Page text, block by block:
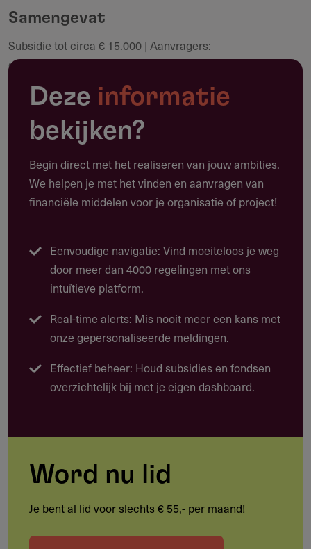
Samengevat
Subsidie tot circa € 15.000 | Aanvragers:
grensoverschrijdende teams van minimaal twee
journalisten of nieuwsmedia | Deadline: 27 augustus 2026,
13:00 CET | Totaalbudget 2026: € 300.000
Toepassing
Waarvoor kun je deze subsidie gebruiken?
landbouwdieren, met name in de intensieve veehouderij
en commerciële viskwekerij.
(vleeskuikens en legkippen), varkens, runderen en
kweekvis zoals zalm, tilapia en steur
Onderzoek naar regulering en transparantie in de
voedselketen
alternatieve productiemodellen of handelsstromen, mits
beleidsmaatregelen in twee of meer landen, regio's of
Maak een notitie
Deze informatie
bekijken?
Begin direct met het realiseren van jouw ambities.
We helpen je met het vinden en aanvragen van
financiële middelen voor je organisatie of project!
Eenvoudige navigatie: Vind moeiteloos je weg
door meer dan 4000 regelingen met ons
intuïtieve platform.
Real-time alerts: Mis nooit meer een kans met
onze gepersonaliseerde meldingen.
Effectief beheer: Houd subsidies en fondsen
overzichtelijk bij met je eigen dashboard.
Word nu lid
Je bent al lid voor slechts € 55,- per maand!